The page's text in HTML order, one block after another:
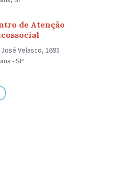
de Atenção
José Velasco, 1695
- SP